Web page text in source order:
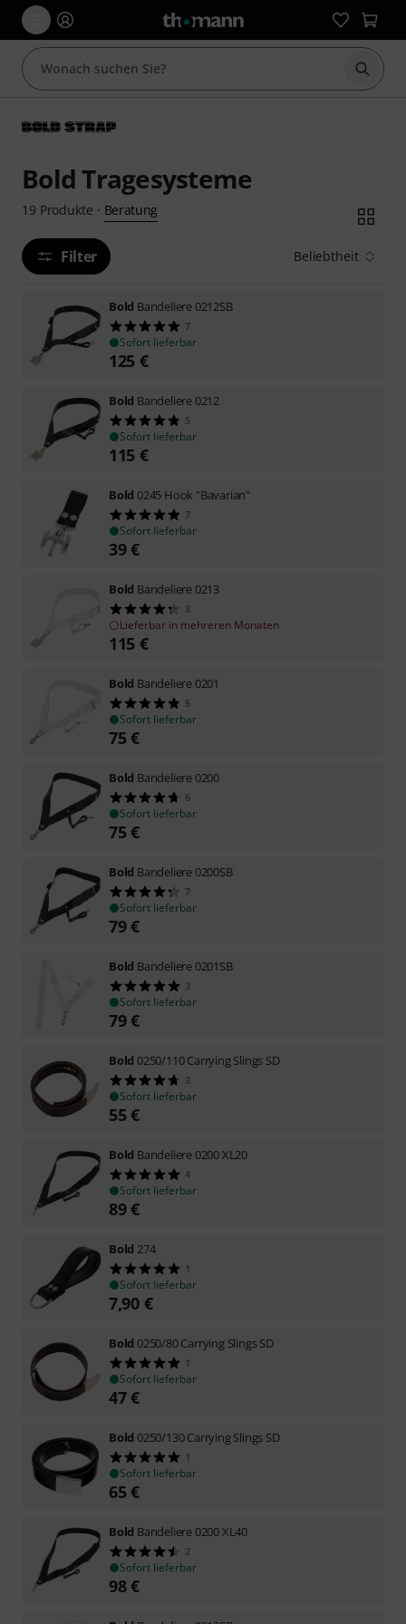
Suche
Bold Tragesysteme
19 Produkte · Beratung
Filter Beliebtheit
Bold Bandeliere 0212SB
7
Sofort lieferbar
125 €
Bold Bandeliere 0212
5
Sofort lieferbar
115 €
Bold 0245 Hook "Bavarian"
7
Sofort lieferbar
39€
Bold Bandeliere 0213
3
Lieferbar in mehreren Monaten
115 €
Bold Bandeliere 0201
5
Sofort lieferbar
75€
Bold Bandeliere 0200
6
Sofort lieferbar
75€
Bold Bandeliere 0200SB
7
Sofort lieferbar
79€
Bold Bandeliere 0201SB
3
Sofort lieferbar
79€
Bold 0250/110 Carrying Slings SD
3
Sofort lieferbar
55€
Bold Bandeliere 0200 XL20
4
Sofort lieferbar
89€
Bold 274
1
Sofort lieferbar
7,90 €
Bold 0250/80 Carrying Slings SD
1
Sofort lieferbar
47€
Bold 0250/130 Carrying Slings SD
1
Sofort lieferbar
65€
Bold Bandeliere 0200 XL40
2
Sofort lieferbar
98€